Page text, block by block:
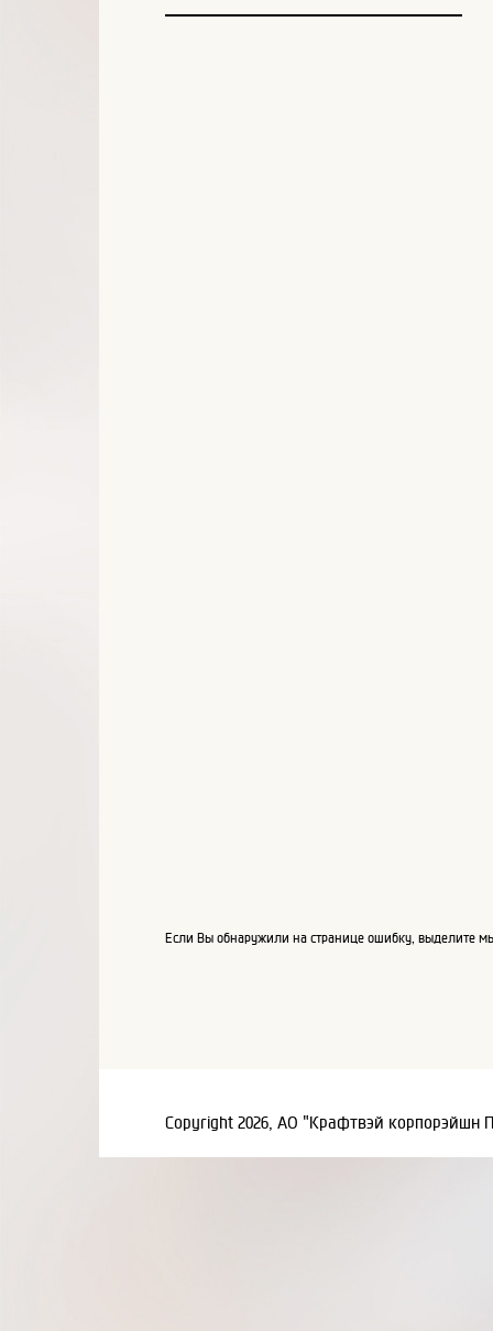
Если Вы обнаружили на странице ошибку, выделите
Copyright 2026, АО "Крафтвэй корпорэйшн